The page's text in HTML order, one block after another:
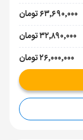
۶۳٬۶۹۰٬۰۰۰ تومان
۳۲٬۸۹۰٬۰۰۰ تومان
۲۶٬۰۰۰٬۰۰۰ تومان